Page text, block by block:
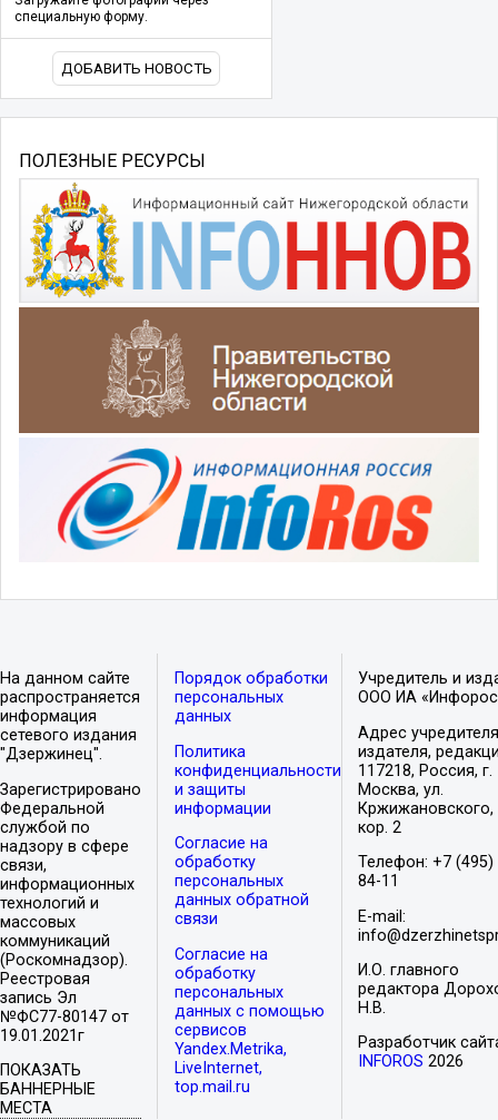
специальную форму.
ДОБАВИТЬ НОВОСТЬ
ПОЛЕЗНЫЕ РЕСУРСЫ
На данном сайте
распространяется
информация
сетевого издания
"Дзержинец".
Зарегистрировано
Федеральной
службой по
надзору в сфере
связи,
информационных
технологий и
массовых
коммуникаций
(Роскомнадзор).
Реестровая
запись Эл
№ФС77-80147 от
19.01.2021г
ПОКАЗАТЬ
БАННЕРНЫЕ
МЕСТА
Порядок обработки
персональных
данных
Политика
конфиденциальности
и защиты
информации
Согласие на
обработку
персональных
данных обратной
связи
Согласие на
обработку
персональных
данных с помощью
сервисов
Yandex.Metrika,
LiveInternet,
top.mail.ru
Учредитель и
ООО ИА
Адрес
издателя,
117218, Россия, г.
Москва, ул.
Кржижановского,
кор. 2
Телефон: +7 (495)
84-11
E-mail:
И.О. главного
редактора
Н.В.
Разработчик
INFOROS 2026